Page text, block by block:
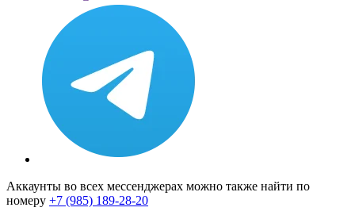
Аккаунты во всех мессенджерах можно также найти по
номеру +7 (985) 189-28-20